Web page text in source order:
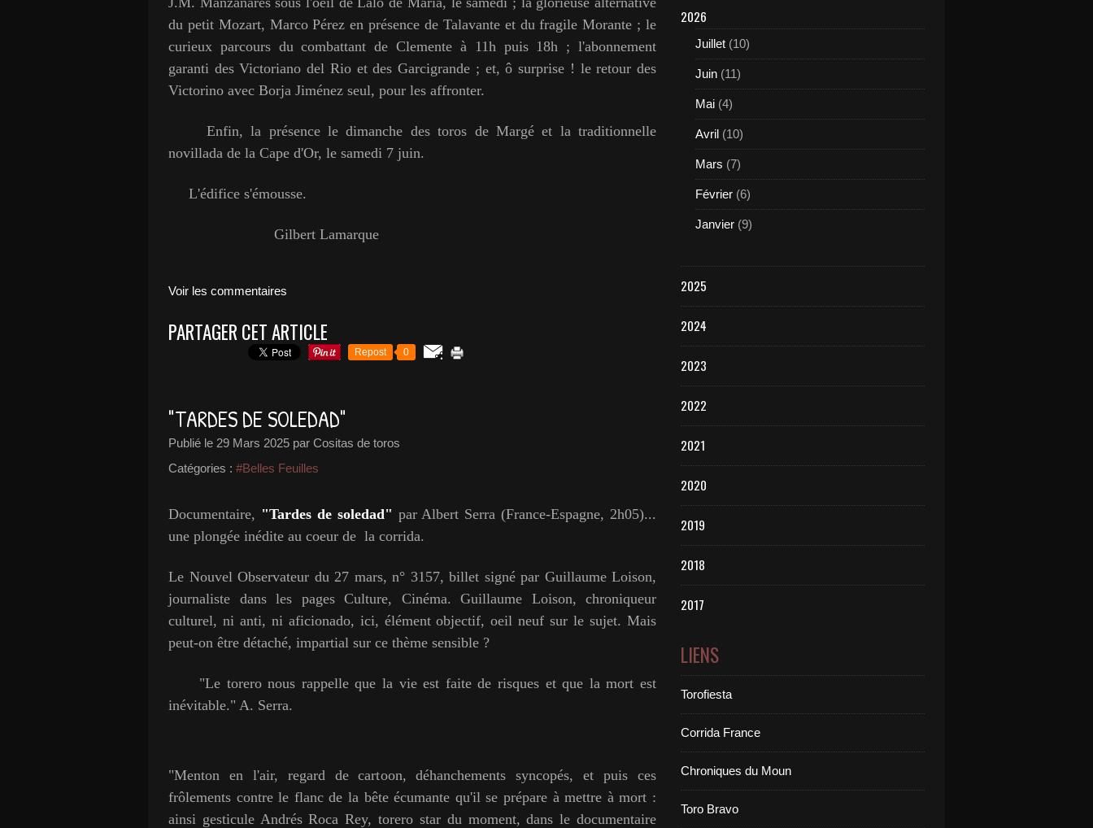
du petit Mozart, Marco Pérez en présence de Talavante et du fragile Morante ; le
curieux parcours du combattant de Clemente à 11h puis 18h ; l'abonnement
garanti des Victoriano del Rio et des Garcigrande ; et, ô surprise ! le retour des
Victorino avec Borja Jiménez seul, pour les affronter.
Enfin, la présence le dimanche des toros de Margé et la traditionnelle
novillada de la Cape d'Or, le samedi 7 juin.
L'édifice s'émousse.
Gilbert Lamarque
Voir les commentaires
PARTAGER CET ARTICLE
Repost 0
"TARDES DE SOLEDAD"
Publié le 29 Mars 2025 par Cositas de toros
Catégories : #Belles Feuilles
Documentaire, "Tardes de soledad" par Albert Serra (France-Espagne, 2h05)...
une plongée inédite au coeur de la corrida.
Le Nouvel Observateur du 27 mars, n° 3157, billet signé par Guillaume Loison,
journaliste dans les pages Culture, Cinéma. Guillaume Loison, chroniqueur
culturel, ni anti, ni aficionado, ici, élément objectif, oeil neuf sur le sujet. Mais
peut-on être détaché, impartial sur ce thème sensible ?
"Le torero nous rappelle que la vie est faite de risques et que la mort est
inévitable." A. Serra.
"Menton en l'air, regard de cartoon, déhanchements syncopés, et puis ces
frôlements contre le flanc de la bête écumante qu'il se prépare à mettre à mort :
ainsi gesticule Andrés Roca Rey, torero star du moment, dans le documentaire
2026
Juillet (10)
Juin (11)
Mai (4)
Avril (10)
Mars (7)
Février (6)
Janvier (9)
2025
2024
2023
2022
2021
2020
2019
2018
2017
LIENS
Torofiesta
Corrida France
Chroniques du Moun
Toro Bravo